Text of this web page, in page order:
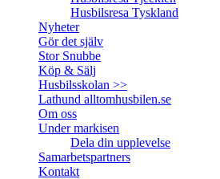
Husbilsresa Tyskland
Nyheter
Gör det själv
Stor Snubbe
Köp & Sälj
Husbilsskolan >>
Lathund alltomhusbilen.se
Om oss
Under markisen
Dela din upplevelse
Samarbetspartners
Kontakt